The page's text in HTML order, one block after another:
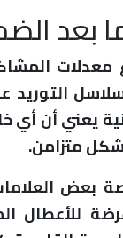
بعد
معدلات
التوريد
يعني أن
متزامن.
بعض
للأعطال